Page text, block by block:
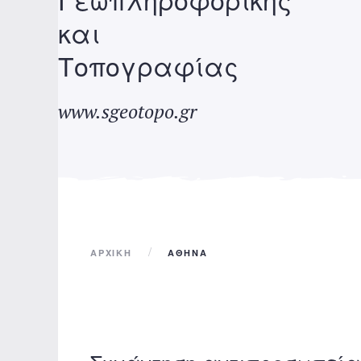
και
Τοπογραφίας
www.sgeotopo.gr
ΑΡΧΙΚΉ ΑΘΗΝΑ